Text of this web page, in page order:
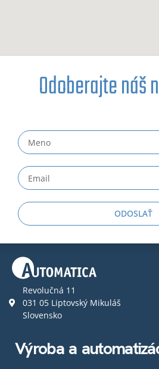
Revolučná 11
031 05 Liptovský Mikuláš
Slovensko
Výroba a
Odoberajte
ODOSLAŤ